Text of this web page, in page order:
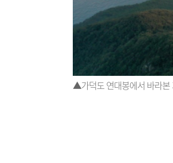
▲가덕도 연대봉에서 바라본